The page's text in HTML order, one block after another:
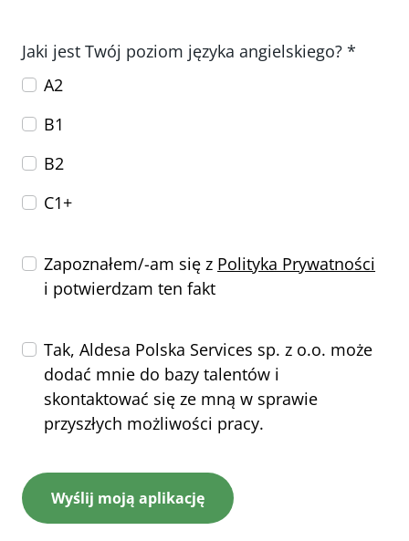
Jaki jest Twój poziom języka angielskiego? *
A2
B1
B2
C1+
Zapoznałem/-am się z Polityka Prywatności
i potwierdzam ten fakt
Tak, Aldesa Polska Services sp. z o.o. może
dodać mnie do bazy talentów i
skontaktować się ze mną w sprawie
przyszłych możliwości pracy.
Wyślij moją aplikację